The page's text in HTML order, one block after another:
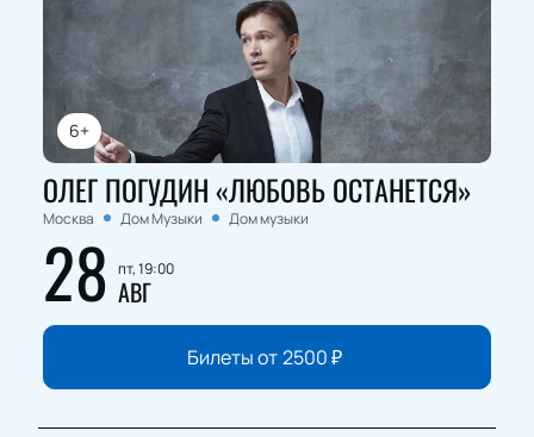
6+
ОЛЕГ ПОГУДИН «ЛЮБОВЬ ОСТАНЕТСЯ»
Москва Дом Музыки Дом музыки
28 пт, 19:00
АВГ
Билеты от2500₽